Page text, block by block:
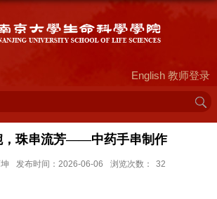
English 教师登录
，珠串流芳——中药手串制作
发布时间：2026-06-06 浏览次数： 32